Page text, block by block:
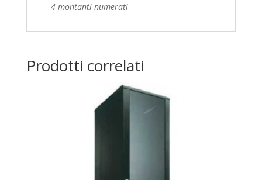
– 4 montanti numerati
Prodotti correlati